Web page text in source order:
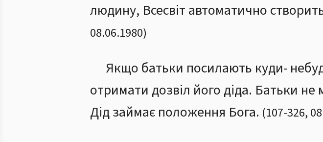
людину, Всесвіт автоматично
08.06.1980)
Якщо батьки посилають куди-
отримати дозвіл його діда. Батьки
Дід займає положення Бога. (107-326,